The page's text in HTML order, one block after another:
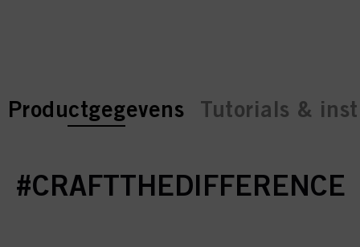
current tab:
current tab:
Productgegevens Tutorials &
#CRAFTTHEDIFFERENCE